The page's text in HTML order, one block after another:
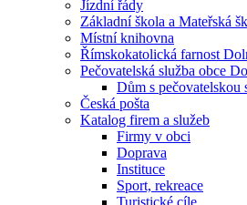
Jízdní řády
Základní škola a Mateřská
Místní knihovna
Římskokatolická farnost
Pečovatelská služba obce
Dům s
Česká pošta
Katalog firem a služeb
Firmy v obci
Doprava
Instituce
Sport, rekreace
Turistické cíle